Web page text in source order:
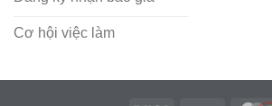
Cơ hội việc làm